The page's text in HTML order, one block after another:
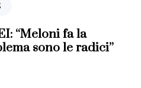
“Meloni fa la
sono le radici”